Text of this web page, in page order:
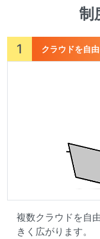
制
1 クラウドを自
複数クラウドを自
きく広がります。